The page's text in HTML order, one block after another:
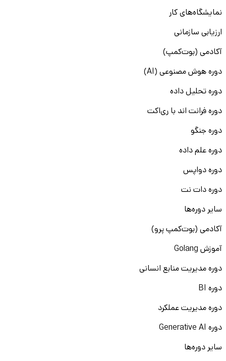
نمایشگاه‌های کار
ارزیابی سازمانی
آکادمی (بوت‌کمپ)
دوره هوش مصنوعی (AI)
دوره تحلیل داده
دوره فرانت اند با ری‌اکت
دوره جنگو
دوره علم داده
دوره دواپس
دوره دات نت
سایر دوره‌ها
آکادمی (بوت‌کمپ پرو)
آموزش Golang
دوره مدیریت منابع انسانی
دوره BI
دوره مدیریت عملکرد
دوره Generative AI
سایر دوره‌ها